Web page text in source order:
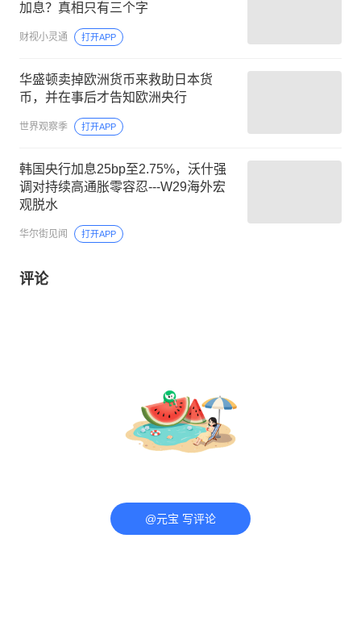
加息？真相只有三个字
财视小灵通 打开APP
华盛顿卖掉欧洲货币来救助日本货
币，并在事后才告知欧洲央行
世界观察季 打开APP
韩国央行加息25bp至2.75%，沃什强
调对持续高通胀零容忍---W29海外宏
观脱水
华尔街见闻 打开APP
评论
@元宝 写评论